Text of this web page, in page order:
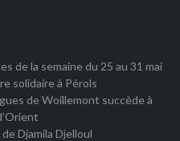
de la semaine du 25 au 31 mai
solidaire à Pérols
de Woillemont succède à
Djamila Djelloul